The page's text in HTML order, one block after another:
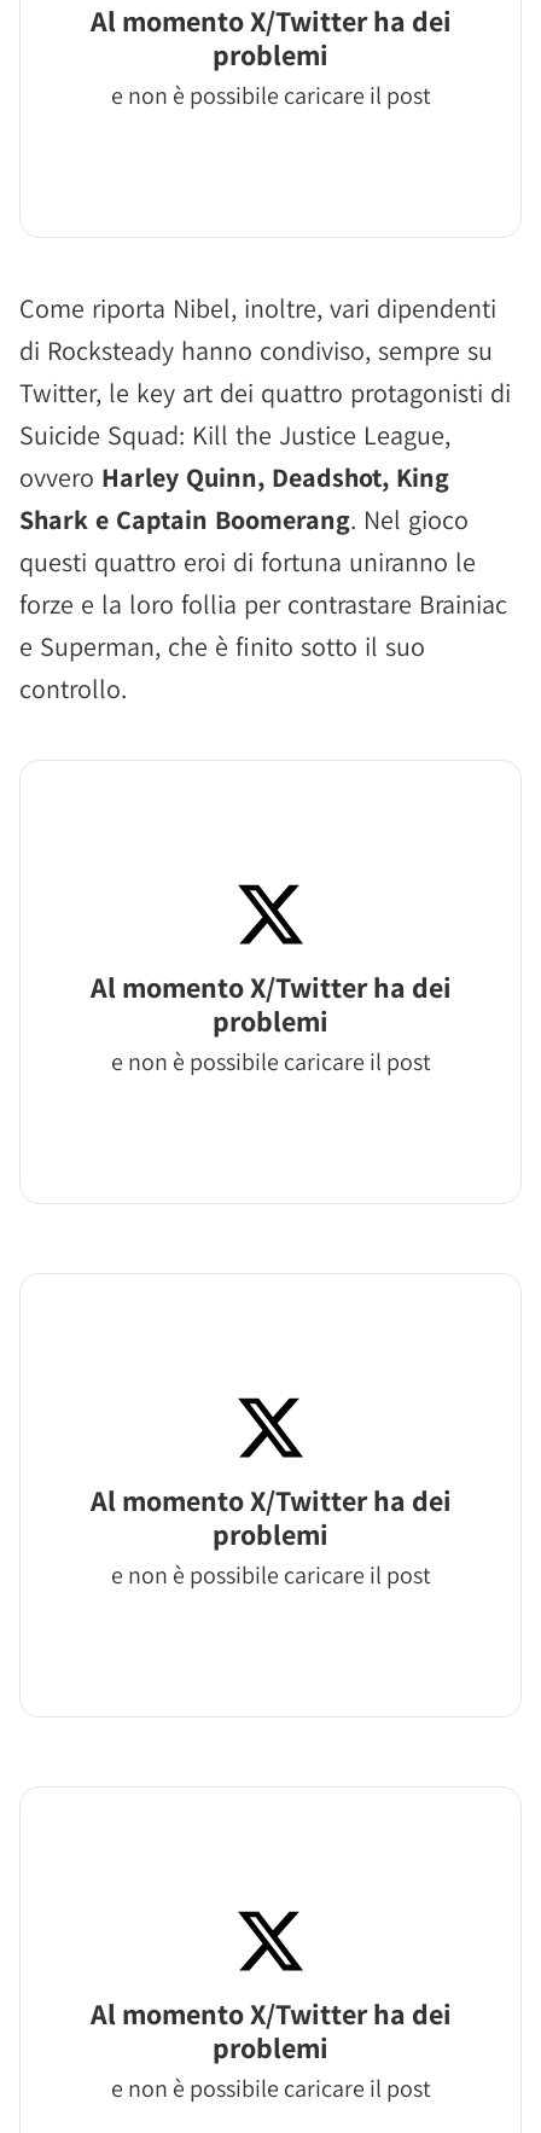
Al momento X/Twitter ha dei
problemi
e non è possibile caricare il post
Come riporta Nibel, inoltre, vari dipendenti
di Rocksteady hanno condiviso, sempre su
Twitter, le key art dei quattro protagonisti di
Suicide Squad: Kill the Justice League,
ovvero Harley Quinn, Deadshot, King
Shark e Captain Boomerang. Nel gioco
questi quattro eroi di fortuna uniranno le
forze e la loro follia per contrastare Brainiac
e Superman, che è finito sotto il suo
controllo.
Al momento X/Twitter ha dei
problemi
e non è possibile caricare il post
Al momento X/Twitter ha dei
problemi
e non è possibile caricare il post
Al momento X/Twitter ha dei
problemi
e non è possibile caricare il post